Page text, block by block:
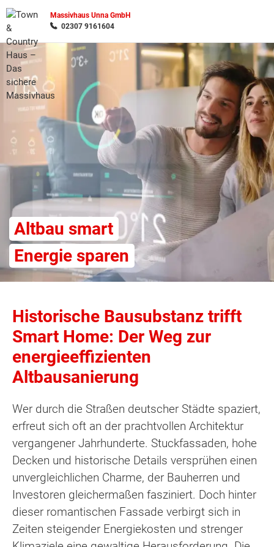
Massivhaus Unna GmbH
02307 9161604
Altbau smart
Energie sparen
Historische Bausubstanz trifft
Smart Home: Der Weg zur
energieeffizienten
Altbausanierung
Wer durch die Straßen deutscher Städte spaziert,
erfreut sich oft an der prachtvollen Architektur
vergangener Jahrhunderte. Stuckfassaden, hohe
Decken und historische Details versprühen einen
unvergleichlichen Charme, der Bauherren und
Investoren gleichermaßen fasziniert. Doch hinter
dieser romantischen Fassade verbirgt sich in
Zeiten steigender Energiekosten und strenger
Wonach möchten Sie suchen?